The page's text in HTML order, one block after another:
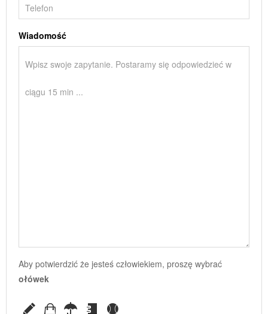
Wiadomość
Aby potwierdzić że jesteś człowiekiem, proszę wybrać
ołówek